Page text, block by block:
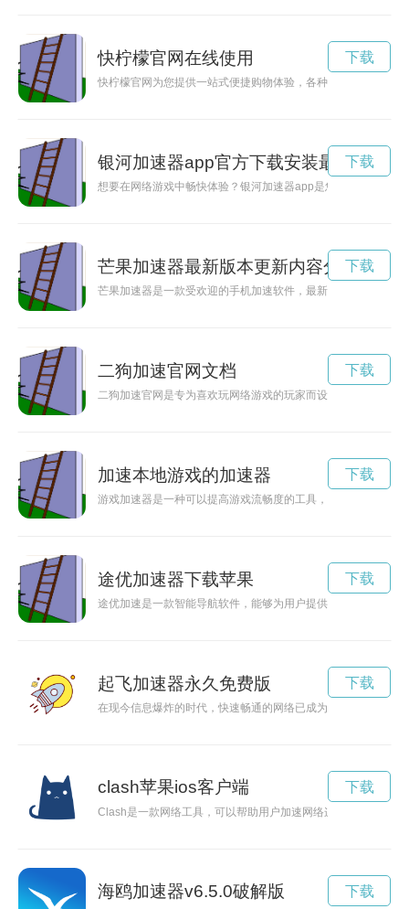
快柠檬官网在线使用
快柠檬官网为您提供一站式便捷购物体验，各种美妆、日用品
下载
银河加速器app官方下载安装最新版
想要在网络游戏中畅快体验？银河加速器app是您的不二选择
下载
芒果加速器最新版本更新内容分享
芒果加速器是一款受欢迎的手机加速软件，最新版本已经发布
下载
二狗加速官网文档
二狗加速官网是专为喜欢玩网络游戏的玩家而设计的加速工具
下载
加速本地游戏的加速器
游戏加速器是一种可以提高游戏流畅度的工具，通过加速网络
下载
途优加速器下载苹果
途优加速是一款智能导航软件，能够为用户提供最便捷的出行
下载
起飞加速器永久免费版
在现今信息爆炸的时代，快速畅通的网络已成为人们生活和工
下载
clash苹果ios客户端
Clash是一款网络工具，可以帮助用户加速网络连接，苹果用户
下载
海鸥加速器v6.5.0破解版 下载